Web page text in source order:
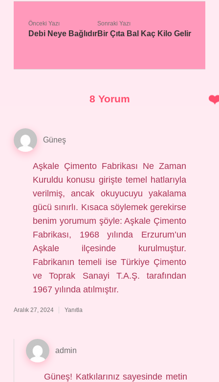
Önceki Yazı
Debi Neye Bağlıdır
Sonraki Yazı
Bir Çıta Bal Kaç Kilo Gelir
8 Yorum
Güneş
Aşkale Çimento Fabrikası Ne Zaman
Kuruldu konusu girişte temel hatlarıyla
verilmiş, ancak okuyucuyu yakalama
gücü sınırlı. Kısaca söylemek gerekirse
benim yorumum şöyle: Aşkale Çimento
Fabrikası, 1968 yılında Erzurum’un
Aşkale ilçesinde kurulmuştur.
Fabrikanın temeli ise Türkiye Çimento
ve Toprak Sanayi T.A.Ş. tarafından
1967 yılında atılmıştır.
Aralık 27, 2024 Yanıtla
admin
Güneş! Katkılarınız sayesinde metin